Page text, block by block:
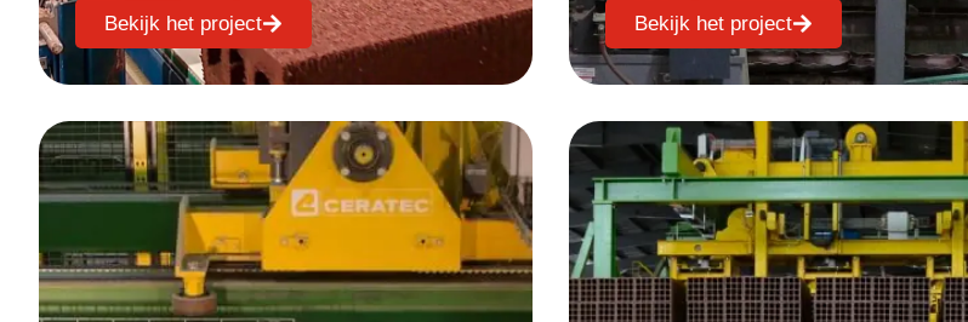
Bekijk het project Bekijk het project